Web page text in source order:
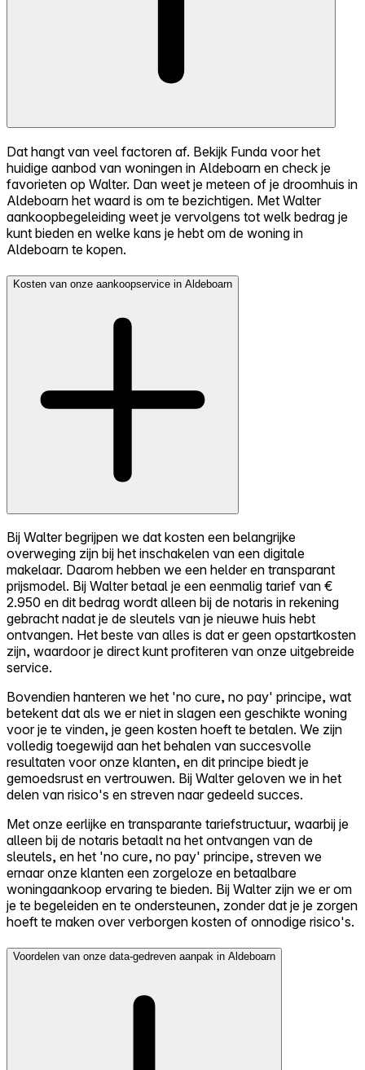
Dat hangt van veel factoren af. Bekijk Funda voor het
huidige aanbod van woningen in Aldeboarn en check je
favorieten op Walter. Dan weet je meteen of je droomhuis in
Aldeboarn het waard is om te bezichtigen. Met Walter
aankoopbegeleiding weet je vervolgens tot welk bedrag je
kunt bieden en welke kans je hebt om de woning in
Aldeboarn te kopen.
Kosten van onze aankoopservice in Aldeboarn
Bij Walter begrijpen we dat kosten een belangrijke
overweging zijn bij het inschakelen van een digitale
makelaar. Daarom hebben we een helder en transparant
prijsmodel. Bij Walter betaal je een eenmalig tarief van €
2.950 en dit bedrag wordt alleen bij de notaris in rekening
gebracht nadat je de sleutels van je nieuwe huis hebt
ontvangen. Het beste van alles is dat er geen opstartkosten
zijn, waardoor je direct kunt profiteren van onze uitgebreide
service.
Bovendien hanteren we het 'no cure, no pay' principe, wat
betekent dat als we er niet in slagen een geschikte woning
voor je te vinden, je geen kosten hoeft te betalen. We zijn
volledig toegewijd aan het behalen van succesvolle
resultaten voor onze klanten, en dit principe biedt je
gemoedsrust en vertrouwen. Bij Walter geloven we in het
delen van risico's en streven naar gedeeld succes.
Met onze eerlijke en transparante tariefstructuur, waarbij je
alleen bij de notaris betaalt na het ontvangen van de
sleutels, en het 'no cure, no pay' principe, streven we
ernaar onze klanten een zorgeloze en betaalbare
woningaankoop ervaring te bieden. Bij Walter zijn we er om
je te begeleiden en te ondersteunen, zonder dat je je zorgen
hoeft te maken over verborgen kosten of onnodige risico's.
Voordelen van onze data-gedreven aanpak in Aldeboarn